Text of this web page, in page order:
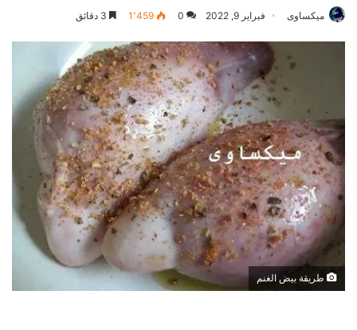
ميكساوى فبراير 9, 2022 0 1٬459
طريقة بيض الغنم